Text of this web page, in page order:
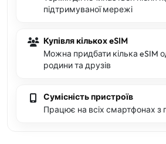
підтримуваної мережі
Купівля кількох eSIM
Можна придбати кілька eSIM
родини та друзів
Сумісність пристроїв
Працює на всіх смартфонах з